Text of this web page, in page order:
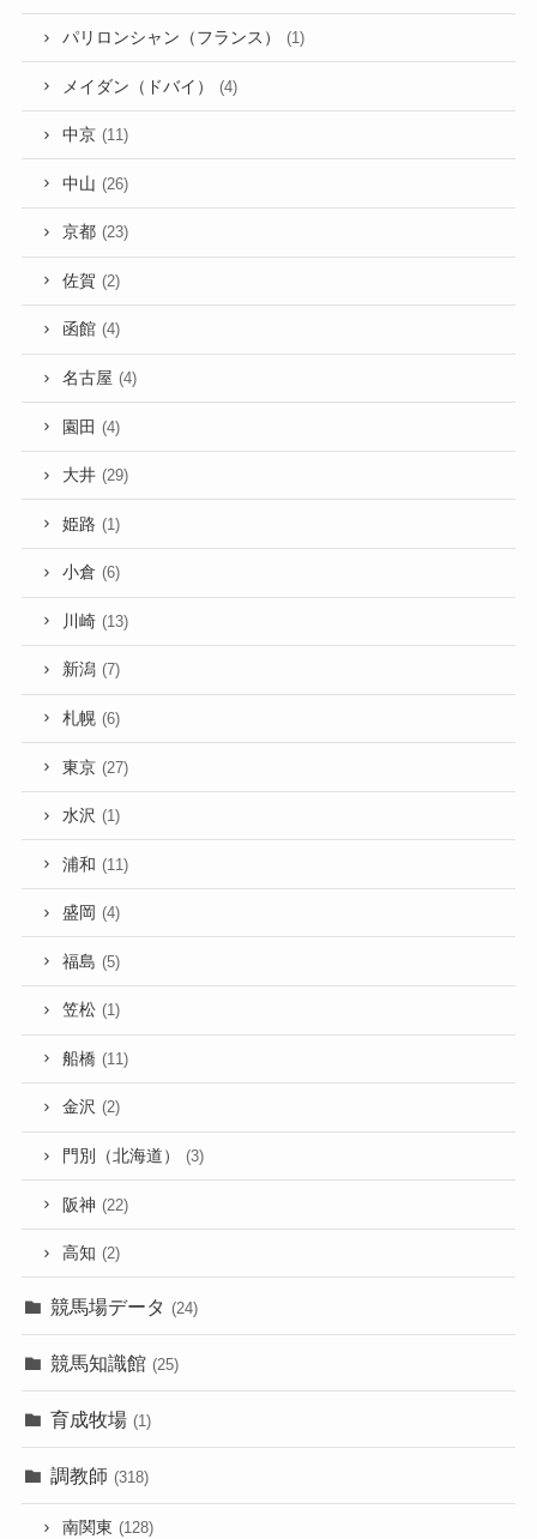
パリロンシャン（フランス） (1)
メイダン（ドバイ） (4)
中京 (11)
中山 (26)
京都 (23)
佐賀 (2)
函館 (4)
名古屋 (4)
園田 (4)
大井 (29)
姫路 (1)
小倉 (6)
川崎 (13)
新潟 (7)
札幌 (6)
東京 (27)
水沢 (1)
浦和 (11)
盛岡 (4)
福島 (5)
笠松 (1)
船橋 (11)
金沢 (2)
門別（北海道） (3)
阪神 (22)
高知 (2)
競馬場データ (24)
競馬知識館 (25)
育成牧場 (1)
調教師 (318)
南関東 (128)